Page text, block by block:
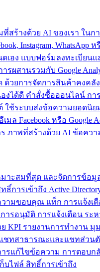
สร้างด้วย AI ของเรา ในก
Instagram, WhatsApp หรื
อง แบบฟอร์มลงทะเบียน
ผสานรวมกับ Google
วยการจัดการสินค้าคงคลั
งได้ดี คำสั่งซื้อออนไลน์ กา
ใช้ระบบส่งข้อความยอดนิ
มล Facebook หรือ
ภาพที่สร้างด้วย AI ข้อคว
มาะสมที่สุด และจัดการข้อ
การเข้าถึง Active
ามขอบคุณ แท็ก การแจ้งเ
รอนุมัติ การแจ้งเตือน ระห
KPI รายงานการทำงาน
ชทสาธารณะและแชทส่วน
ารแก้ไขข้อความ การตอบ
บไฟล์ สิทธิ์การเข้าถึง